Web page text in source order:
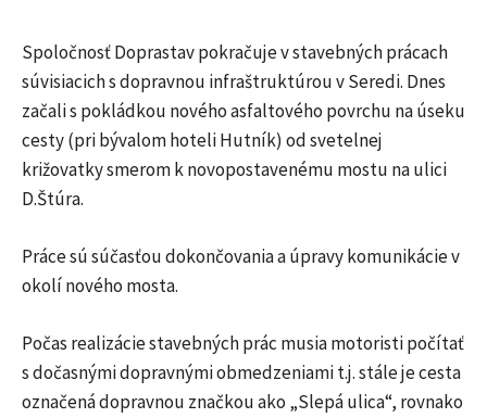
Spoločnosť Doprastav pokračuje v stavebných prácach
súvisiacich s dopravnou infraštruktúrou v Seredi. Dnes
začali s pokládkou nového asfaltového povrchu na úseku
cesty (pri bývalom hoteli Hutník) od svetelnej
križovatky smerom k novopostavenému mostu na ulici
D.Štúra.
Práce sú súčasťou dokončovania a úpravy komunikácie v
okolí nového mosta.
Počas realizácie stavebných prác musia motoristi počítať
s dočasnými dopravnými obmedzeniami t.j. stále je cesta
označená dopravnou značkou ako „Slepá ulica“, rovnako